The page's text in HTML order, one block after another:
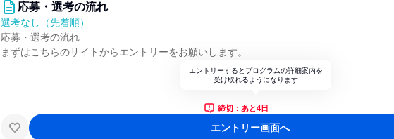
応募・選考の流れ
選考なし（先着順）
応募・選考の流れ
まずはこちらのサイトからエントリーをお願いします。
エントリーするとプログラムの詳細案内を
受け取れるようになります
締切：あと4日
エントリー画面へ